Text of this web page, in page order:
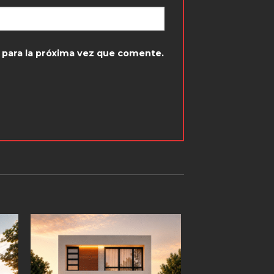
la próxima vez que comente.